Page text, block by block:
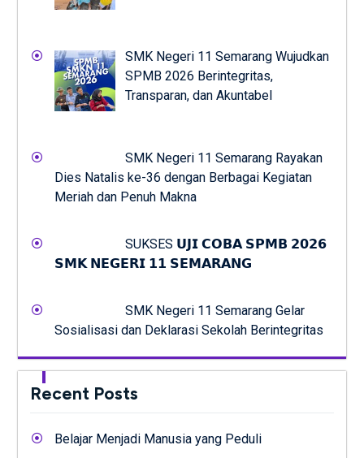
SMK Negeri 11 Semarang Wujudkan
SPMB 2026 Berintegritas,
Transparan, dan Akuntabel
SMK Negeri 11 Semarang Rayakan
Dies Natalis ke-36 dengan Berbagai Kegiatan
Meriah dan Penuh Makna
SUKSES 𝗨𝗝𝗜 𝗖𝗢𝗕𝗔 𝗦𝗣𝗠𝗕 𝟮𝟬𝟮𝟲
𝗦𝗠𝗞 𝗡𝗘𝗚𝗘𝗥𝗜 𝟭𝟭 𝗦𝗘𝗠𝗔𝗥𝗔𝗡𝗚
SMK Negeri 11 Semarang Gelar
Sosialisasi dan Deklarasi Sekolah Berintegritas
Recent Posts
Belajar Menjadi Manusia yang Peduli